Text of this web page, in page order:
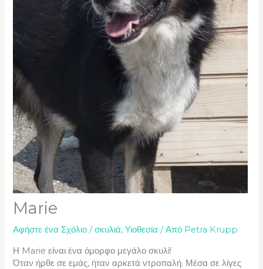
Marie
Αφήστε ένα Σχόλιο /σκυλιά,Υιοθεσία / Από Petra Krupp
Η Marie είναι ένα όμορφο μεγάλο σκυλί!
Όταν ήρθε σε εμάς, ήταν αρκετά ντροπαλή. Μέσα σε λίγες